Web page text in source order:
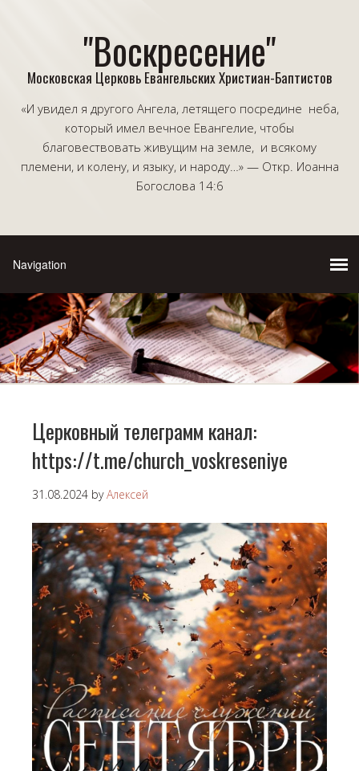
"Воскресение"
Московская Церковь Евангельских Христиан-Баптистов
«И увидел я другого Ангела, летящего посредине неба,
который имел вечное Евангелие, чтобы
благовествовать живущим на земле, и всякому
племени, и колену, и языку, и народу…» — Откр. Иоанна
Богослова 14:6
Церковный телеграмм канал:
https://t.me/church_voskreseniye
31.08.2024 byАлексей